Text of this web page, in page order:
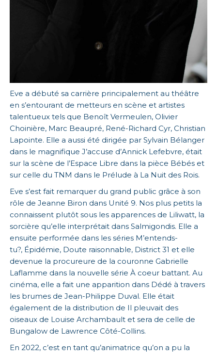
Eve a débuté sa carrière principalement au théâtre
en s’entourant de metteurs en scène et artistes
talentueux tels que Benoît Vermeulen, Olivier
Choinière, Marc Beaupré, René-Richard Cyr, Christian
Lapointe. Elle a aussi été dirigée par Sylvain Bélanger
dans le magnifique J’accuse d’Annick Lefebvre, était
sur la scène de l’Espace Libre dans la pièce Bébés et
sur celle du TNM dans le Prélude à La Nuit des Rois.
Eve s’est fait remarquer du grand public grâce à son
rôle de Jeanne Biron dans Unité 9. Nos plus petits la
connaissent plutôt sous les apparences de Liliwatt, la
sorcière qu’elle interprétait dans Salmigondis. Elle a
ensuite performée dans les séries M’entends-
tu?, Épidémie, Doute raisonnable, District 31 et elle
devenue la procureure de la couronne Gabrielle
Laflamme dans la nouvelle série À coeur battant. Au
cinéma, elle a fait une apparition dans Dédé à travers
les brumes de Jean-Philippe Duval. Elle était
également de la distribution de Il pleuvait des
oiseaux de Louise Archambault et sera de celle de
Bungalow de Lawrence Côté-Collins.
En 2022, c’est en tant qu’animatrice qu’on a pu la